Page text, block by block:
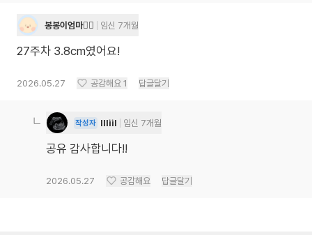
봉봉이엄마🙋‍♀️ 임신 7개월
27주차 3.8cm였어요!
2026.05.27 공감해요 1 답글달기
작성자 llliil 임신 7개월
공유 감사합니다!!
2026.05.27 공감해요 답글달기